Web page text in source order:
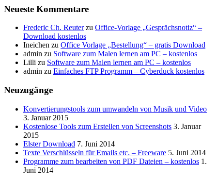
Neueste Kommentare
Frederic Ch. Reuterzu Office-Vorlage „Gesprächsnotiz“ –
Download kostenlos
Ineichen zu Office Vorlage „Bestellung“ – gratis Download
admin zu Software zum Malen lernen am PC – kostenlos
Lilli zu Software zum Malen lernen am PC – kostenlos
admin zu Einfaches FTP Programm – Cyberduck kostenlos
Neuzugänge
Konvertierungstools zum umwandeln von Musik und Video
3. Januar 2015
Kostenlose Tools zum Erstellen von Screenshots 3. Januar
2015
Elster Download 7. Juni 2014
Texte Verschlüsseln für Emails etc. – Freeware 5. Juni 2014
Programme zum bearbeiten von PDF Dateien – kostenlos 1.
Juni 2014